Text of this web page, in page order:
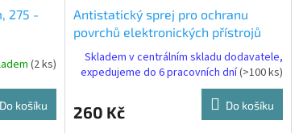
275 -
(2 ks)
Do košíku
Antistatický sprej pro ochranu
povrchů elektronických přístrojů
220 ml PRF 22/220
Skladem v centrálním skladu dodavatele,
expedujeme do 6 pracovních dní(>100 ks)
260 Kč Do košíku